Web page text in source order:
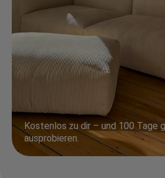
Kostenlos zu dir – und 100 Tage
ausprobieren.